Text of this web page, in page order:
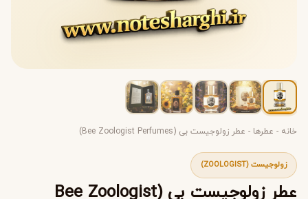
خانه - عطرها - عطر زولوجیست بی (Bee Zoologist Perfumes)
زولوجیست (ZOOLOGIST)
عطر زولوجیست بی (Bee Zoologist